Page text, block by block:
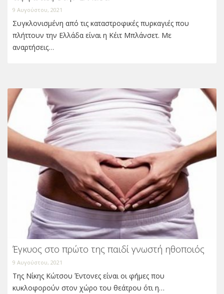
9 Αυγούστου, 2021
Συγκλονισμένη από τις καταστροφικές πυρκαγιές που
πλήττουν την Ελλάδα είναι η Κέιτ Μπλάνσετ. Με
αναρτήσεις…
Έγκυος στο πρώτο της παιδί γνωστή ηθοποιός
9 Αυγούστου, 2021
Της Νίκης Κώτσου Έντονες είναι οι φήμες που
κυκλοφορούν στον χώρο του θεάτρου ότι η…